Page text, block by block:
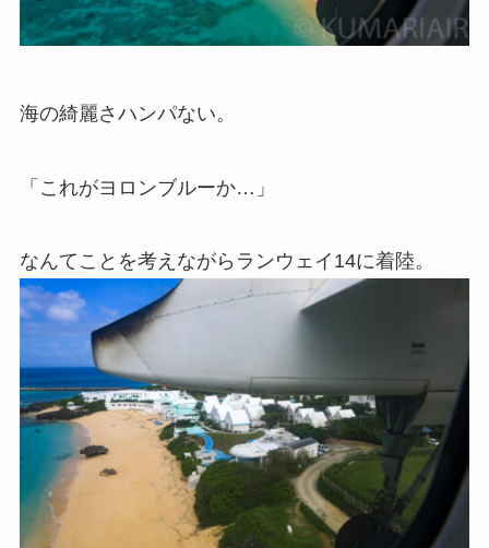
海の綺麗さハンパない。
「これがヨロンブルーか…」
なんてことを考えながらランウェイ14に着陸。